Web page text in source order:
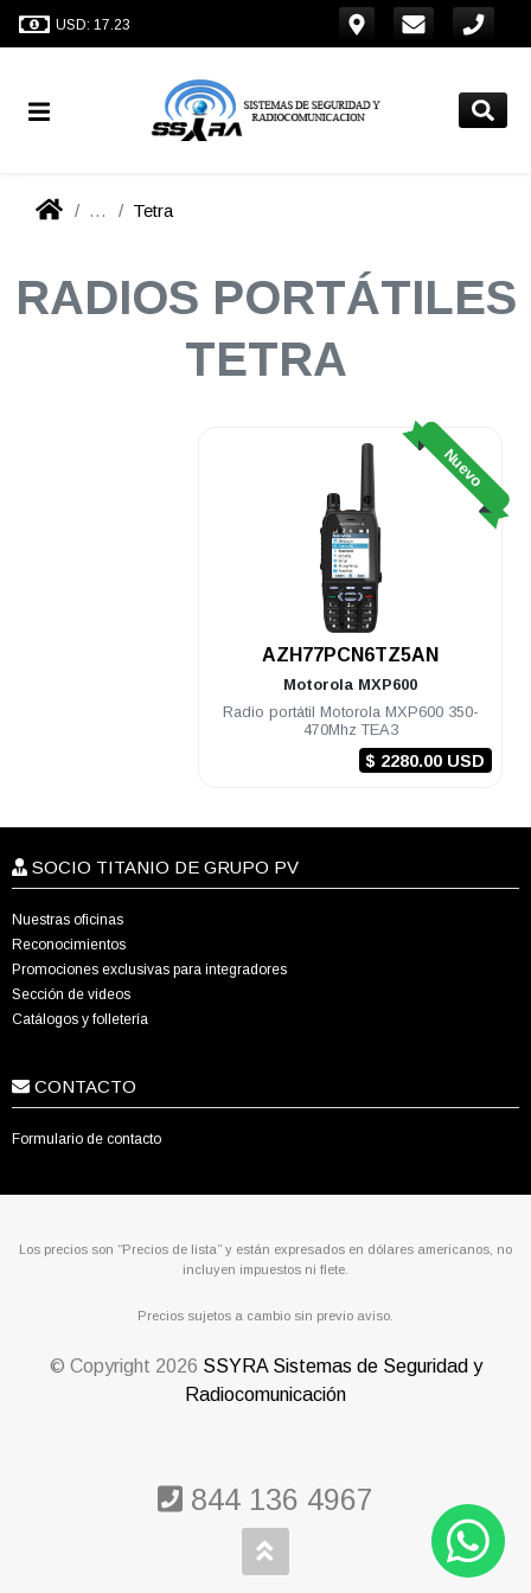
USD: 17.23
... Tetra
RADIOS PORTÁTILES
TETRA
Nuevo
AZH77PCN6TZ5AN
Motorola MXP600
Radio portátil Motorola MXP600 350-
470Mhz TEA3
$ 2280.00 USD
SOCIO TITANIO DE GRUPO PV
Nuestras oficinas
Reconocimientos
Promociones exclusivas para integradores
Sección de videos
Catálogos y folletería
CONTACTO
Formulario de contacto
Los precios son “Precios de lista” y están expresados en dólares americanos, no
incluyen impuestos ni flete.
Precios sujetos a cambio sin previo aviso.
© Copyright 2026 SSYRA Sistemas de Seguridad y
Radiocomunicación
844 136 4967